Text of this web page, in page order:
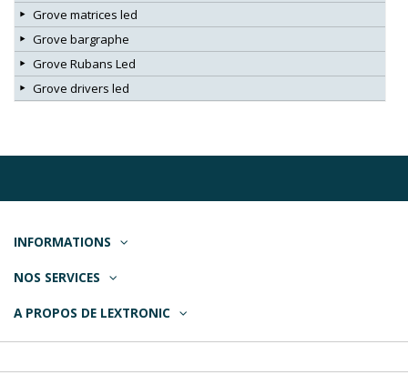
Grove matrices led
Grove bargraphe
Grove Rubans Led
Grove drivers led
INFORMATIONS
NOS SERVICES
A PROPOS DE LEXTRONIC